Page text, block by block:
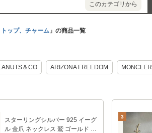
このカテゴリから
ップ、チャーム 」の商品一覧
＆CO ARIZONA FREEDOM MONCLER
スターリングシルバー 925 イーグ
ル 金爪 ネックレス 鷲 ゴールド フ
3